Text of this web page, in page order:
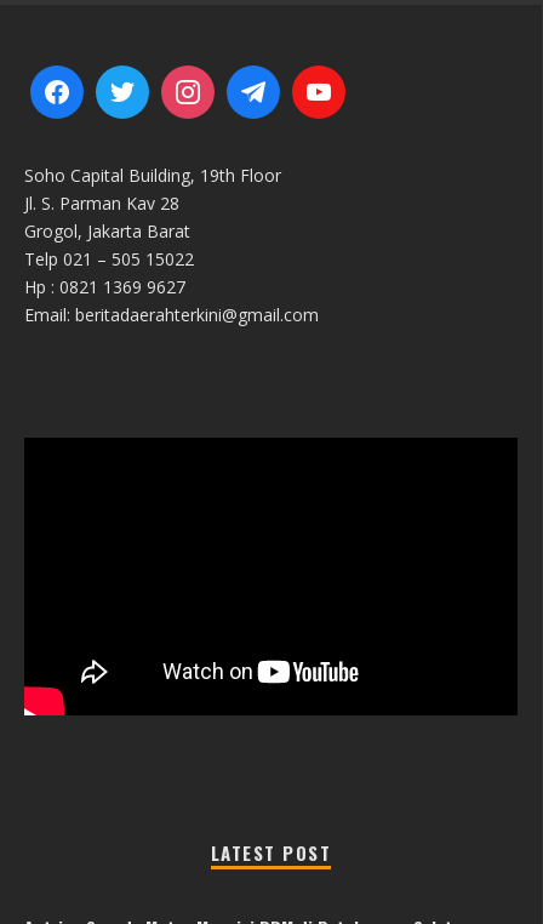
Soho Capital Building, 19th Floor
Jl. S. Parman Kav 28
Grogol, Jakarta Barat
Telp 021 – 505 15022
Hp : 0821 1369 9627
Email: beritadaerahterkini@gmail.com
LATEST POST